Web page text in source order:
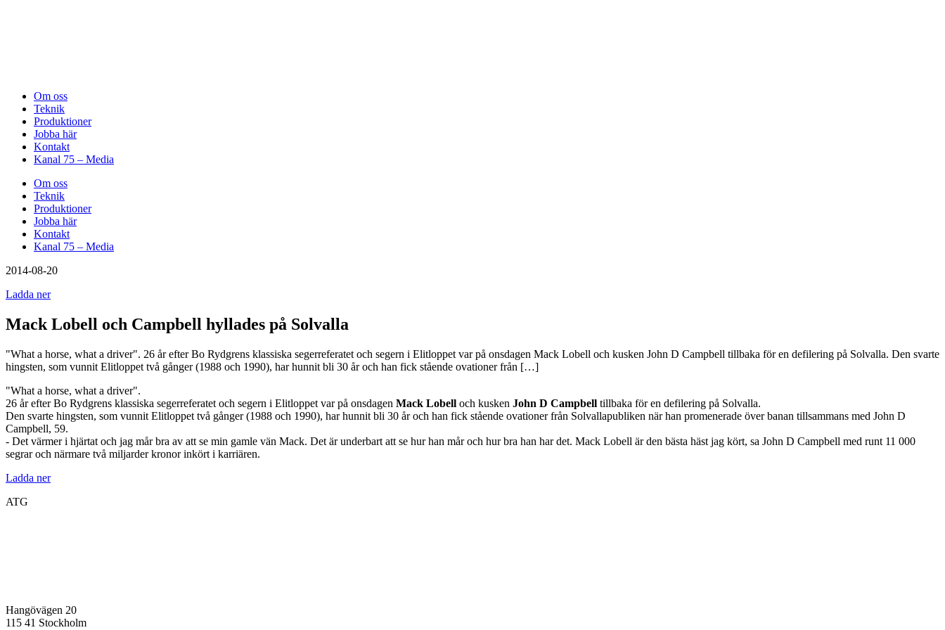
Om oss
Teknik
Produktioner
Jobba här
Kontakt
Kanal 75 – Media
Om oss
Teknik
Produktioner
Jobba här
Kontakt
Kanal 75 – Media
2014-08-20
Ladda ner
Mack Lobell och Campbell hyllades på Solvalla
"What a horse, what a driver". 26 år efter Bo Rydgrens klassiska segerreferatet och segern i Elitloppet var på onsdagen Mack Lobell och kusken John D Campbell tillbaka för en defilering på Solvalla. Den svarte
hingsten, som vunnit Elitloppet två gånger (1988 och 1990), har hunnit bli 30 år och han fick stående ovationer från […]
"What a horse, what a driver".
26 år efter Bo Rydgrens klassiska segerreferatet och segern i Elitloppet var på onsdagen Mack Lobell och kusken John D Campbell tillbaka för en defilering på Solvalla.
Den svarte hingsten, som vunnit Elitloppet två gånger (1988 och 1990), har hunnit bli 30 år och han fick stående ovationer från Solvallapubliken när han promenerade över banan tillsammans med John D
Campbell, 59.
- Det värmer i hjärtat och jag mår bra av att se min gamle vän Mack. Det är underbart att se hur han mår och hur bra han har det. Mack Lobell är den bästa häst jag kört, sa John D Campbell med runt 11 000
segrar och närmare två miljarder kronor inkört i karriären.
Ladda ner
ATG
Hangövägen 20
115 41 Stockholm